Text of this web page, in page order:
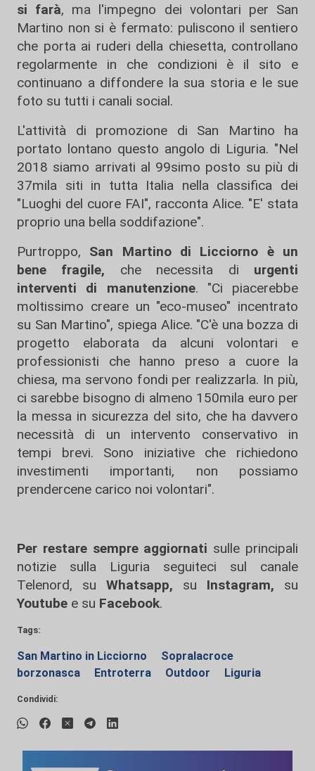
si farà, ma l'impegno dei volontari per San
Martino non si è fermato: puliscono il sentiero
che porta ai ruderi della chiesetta, controllano
regolarmente in che condizioni è il sito e
continuano a diffondere la sua storia e le sue
foto su tutti i canali social.
L'attività di promozione di San Martino ha
portato lontano questo angolo di Liguria. "Nel
2018 siamo arrivati al 99simo posto su più di
37mila siti in tutta Italia nella classifica dei
"Luoghi del cuore FAI", racconta Alice. "E' stata
proprio una bella soddifazione".
Purtroppo, San Martino di Licciorno è un
bene fragile, che necessita di urgenti
interventi di manutenzione. "Ci piacerebbe
moltissimo creare un "eco-museo" incentrato
su San Martino", spiega Alice. "C'è una bozza di
progetto elaborata da alcuni volontari e
professionisti che hanno preso a cuore la
chiesa, ma servono fondi per realizzarla. In più,
ci sarebbe bisogno di almeno 150mila euro per
la messa in sicurezza del sito, che ha davvero
necessità di un intervento conservativo in
tempi brevi. Sono iniziative che richiedono
investimenti importanti, non possiamo
prendercene carico noi volontari".
Per restare sempre aggiornati sulle principali
notizie sulla Liguria seguiteci sul canale
Telenord, su
Whatsapp, su Instagram, su
Youtube e su Facebook.
Tags:
San Martino in Licciorno
Sopralacroce
borzonasca
Entroterra Outdoor Liguria
Condividi: